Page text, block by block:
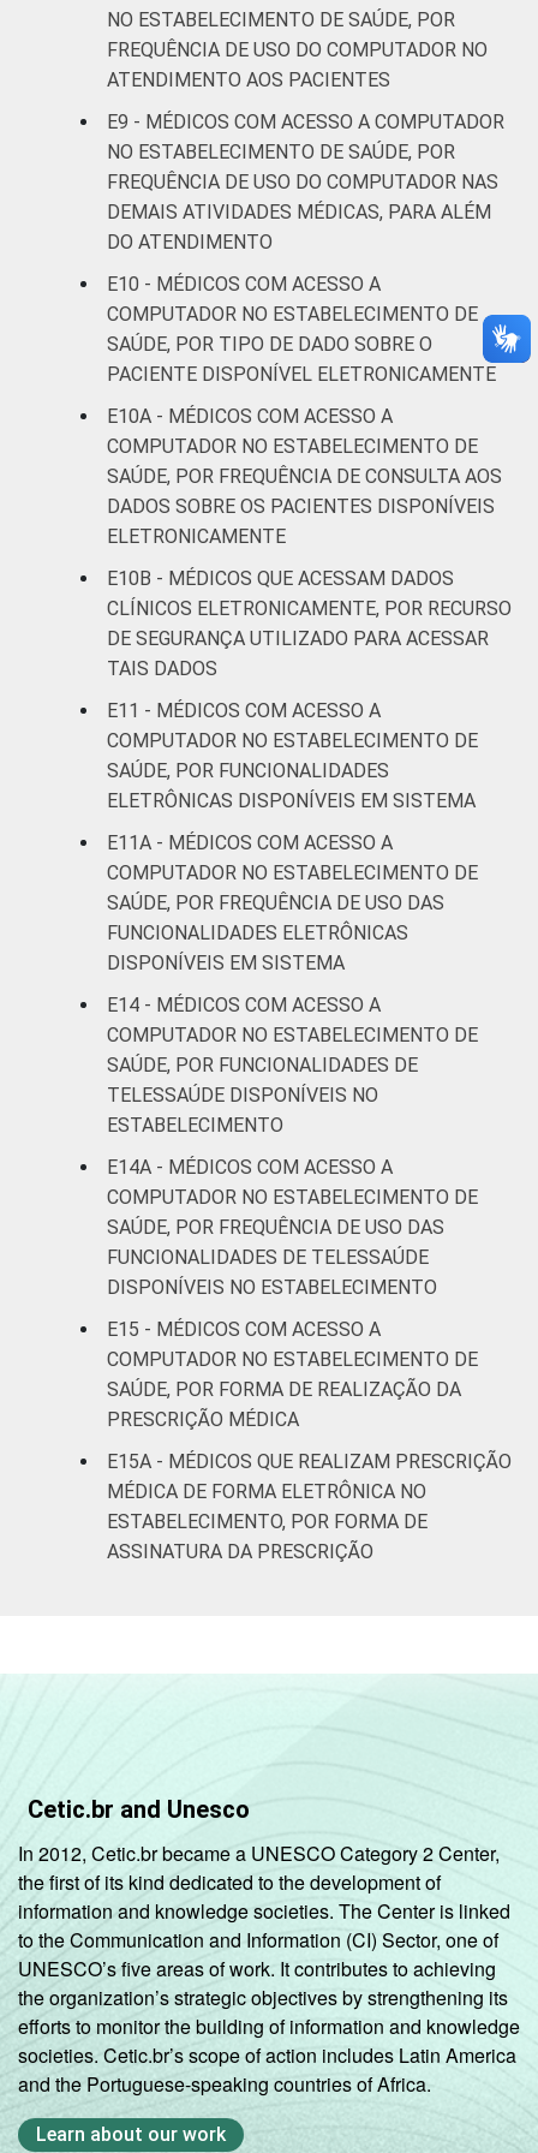
anos
De 36 a 50
anos
De 51
anos ou
11
LOCALIZAÇÃO Capital
Interior
Fonte: CGI.br/NIC.br, Centro Regional de
Estudos para o Desenvolvimento da
Sociedade da Informação (Cetic.br),
Pesquisa sobre o uso das tecnologias de
informação e comunicação nos
Saúde 2022.
NO ESTABELECIMENTO DE SAÚDE, POR
FREQUÊNCIA DE USO DO COMPUTADOR NO
ATENDIMENTO AOS PACIENTES
E9 - MÉDICOS COM ACESSO A COMPUTADOR
NO ESTABELECIMENTO DE SAÚDE, POR
FREQUÊNCIA DE USO DO COMPUTADOR NAS
DEMAIS ATIVIDADES MÉDICAS, PARA ALÉM
DO ATENDIMENTO
E10 - MÉDICOS COM ACESSO A
COMPUTADOR NO ESTABELECIMENTO DE
SAÚDE, POR TIPO DE DADO SOBRE O
PACIENTE DISPONÍVEL ELETRONICAMENTE
E10A - MÉDICOS COM ACESSO A
COMPUTADOR NO ESTABELECIMENTO DE
SAÚDE, POR FREQUÊNCIA DE CONSULTA AOS
DADOS SOBRE OS PACIENTES DISPONÍVEIS
ELETRONICAMENTE
E10B - MÉDICOS QUE ACESSAM DADOS
CLÍNICOS ELETRONICAMENTE, POR RECURSO
DE SEGURANÇA UTILIZADO PARA ACESSAR
TAIS DADOS
E11 - MÉDICOS COM ACESSO A
COMPUTADOR NO ESTABELECIMENTO DE
SAÚDE, POR FUNCIONALIDADES
ELETRÔNICAS DISPONÍVEIS EM SISTEMA
E11A - MÉDICOS COM ACESSO A
COMPUTADOR NO ESTABELECIMENTO DE
SAÚDE, POR FREQUÊNCIA DE USO DAS
FUNCIONALIDADES ELETRÔNICAS
DISPONÍVEIS EM SISTEMA
E14 - MÉDICOS COM ACESSO A
COMPUTADOR NO ESTABELECIMENTO DE
SAÚDE, POR FUNCIONALIDADES DE
TELESSAÚDE DISPONÍVEIS NO
ESTABELECIMENTO
E14A - MÉDICOS COM ACESSO A
COMPUTADOR NO ESTABELECIMENTO DE
SAÚDE, POR FREQUÊNCIA DE USO DAS
FUNCIONALIDADES DE TELESSAÚDE
DISPONÍVEIS NO ESTABELECIMENTO
E15 - MÉDICOS COM ACESSO A
COMPUTADOR NO ESTABELECIMENTO DE
SAÚDE, POR FORMA DE REALIZAÇÃO DA
PRESCRIÇÃO MÉDICA
E15A - MÉDICOS QUE REALIZAM PRESCRIÇÃO
MÉDICA DE FORMA ELETRÔNICA NO
ESTABELECIMENTO, POR FORMA DE
ASSINATURA DA PRESCRIÇÃO
Cetic.br and Unesco
In 2012, Cetic.br became a UNESCO Category 2 Center,
the first of its kind dedicated to the development of
information and knowledge societies. The Center is linked
to the Communication and Information (CI) Sector, one of
UNESCO’s five areas of work. It contributes to achieving
the organization’s strategic objectives by strengthening its
efforts to monitor the building of information and knowledge
societies. Cetic.br’s scope of action includes Latin America
and the Portuguese-speaking countries of Africa.
Learn about our work